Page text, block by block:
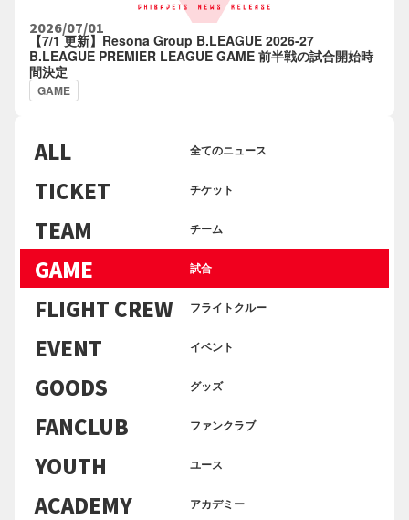
2026/07/01
【7/1 更新】Resona Group B.LEAGUE 2026-27
B.LEAGUE PREMIER LEAGUE GAME 前半戦の試合開始時
間決定
GAME
ALL 全てのニュース
TICKET チケット
TEAM チーム
GAME 試合
FLIGHT CREW フライトクルー
EVENT イベント
GOODS グッズ
FANCLUB ファンクラブ
YOUTH ユース
ACADEMY アカデミー